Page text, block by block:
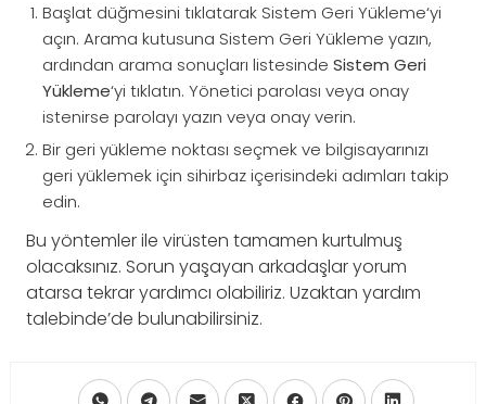
Başlat düğmesini tıklatarak Sistem Geri Yükleme‘yi
açın. Arama kutusuna Sistem Geri Yükleme yazın,
ardından arama sonuçları listesinde Sistem Geri
Yükleme‘yi tıklatın. Yönetici parolası veya onay
istenirse parolayı yazın veya onay verin.
Bir geri yükleme noktası seçmek ve bilgisayarınızı
geri yüklemek için sihirbaz içerisindeki adımları takip
edin.
Bu yöntemler ile virüsten tamamen kurtulmuş
olacaksınız. Sorun yaşayan arkadaşlar yorum
atarsa tekrar yardımcı olabiliriz. Uzaktan yardım
talebinde’de bulunabilirsiniz.